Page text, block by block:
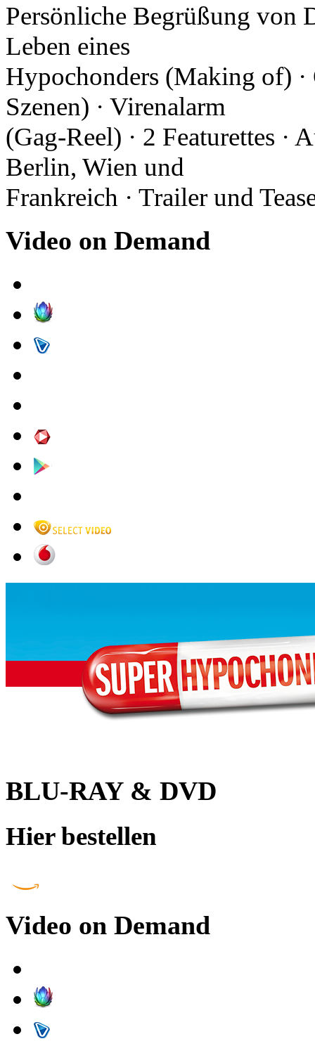
Persönliche Begrüßung von
Leben eines
Hypochonders (Making of)
Szenen) · Virenalarm
(Gag-Reel) · 2 Featurettes
Berlin, Wien und
Frankreich · Trailer und
Video on Demand
BLU-RAY & DVD
Hier bestellen
Video on Demand